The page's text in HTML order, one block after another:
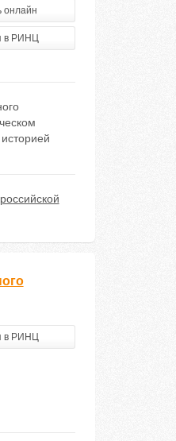
онлайн
в РИНЦ
в РИНЦ